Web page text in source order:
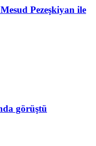
Pezeşkiyan ile
görüştü